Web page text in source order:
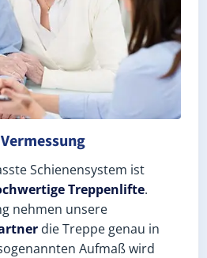
Schienensystem ist
Treppenlifte.
nehmen unsere
die Treppe genau in
Aufmaß wird